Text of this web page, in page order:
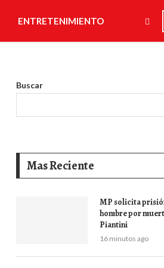
ENTRETENIMIENTO
Buscar
Mas Reciente
MP solicita
hombre por
Piantini
16 minutos ago